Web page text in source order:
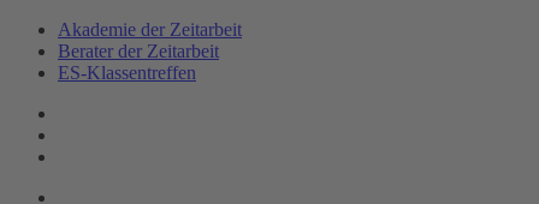
Akademie der Zeitarbeit
Berater der Zeitarbeit
ES-Klassen­treffen